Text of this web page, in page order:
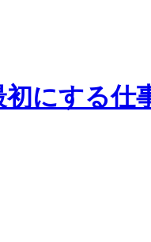
初にする仕